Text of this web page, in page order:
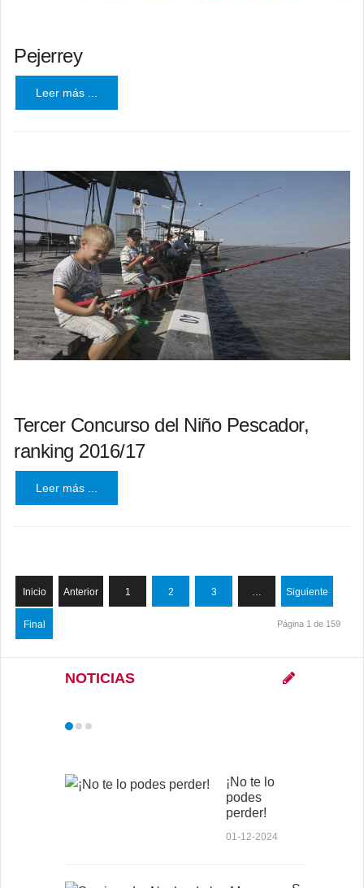
Pejerrey
Leer más ...
Tercer Concurso del Niño Pescador,
ranking 2016/17
Leer más ...
Inicio Anterior 1 2 3 … Siguiente
Final Página 1 de 159
NOTICIAS
¡No te lo
podes
perder!
01-12-2024